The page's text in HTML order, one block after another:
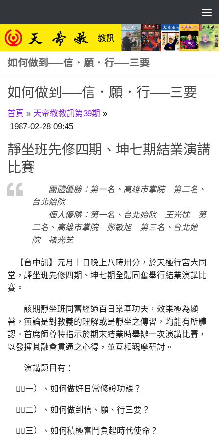
如何做到──信．願．行──三要
如何做到──信．願．行──三要
首頁 » 天帝教教訊第39期 »
1987-02-28 09:45
靜坐班先修四期、坤七期結業演講
比賽
團體優勝：第一名、高雄市掌院 第二名、
台北始院
個人優勝：第一名、台北始院 王光忱 第
二名、高雄市掌院 鄭敏旭 第三名、台北始
院 褚光芝
【台中訊】元月十日晚上八時卅分，於天極行宮大同
堂，靜坐班先修四期、坤七期全體同奮舉行結業演講比
賽。
該期靜坐班同奮經過百日築基功夫，效果極為顯
著，無論是對教義的理解或是靜坐之傳習，均能有所體
認。首席師尊特指示於期末結業時舉辦一次演講比賽，
以發揮其融會貫通之心得，並互相觀摩研討。
演講題目有：
（一）、如何做好日常修證功課？
（二）、如何做到信、願、行三要？
（三）、如何積極奮鬥負起時代使命？